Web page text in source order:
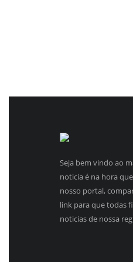
Seja bem vindo ao
noticia é na hora
nosso portal,
link para que todas
noticias de nossa